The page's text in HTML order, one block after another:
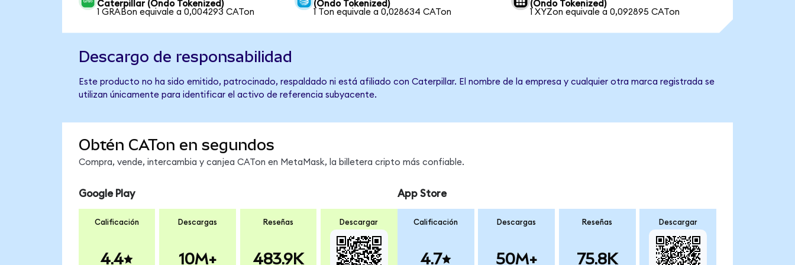
Caterpillar (Ondo Tokenized)
1 GRABon equivale a 0,004293 CATon
(Ondo Tokenized)
1 Ton equivale a 0,028634 CATon
(Ondo Tokenized)
1 XYZon equivale a 0,092895 CATon
Descargo de responsabilidad
Este producto no ha sido emitido, patrocinado, respaldado ni está afiliado con Caterpillar. El nombre de la empresa y cualquier otra marca registrada se
utilizan únicamente para identificar el activo de referencia subyacente.
Obtén CATon en segundos
Compra, vende, intercambia y canjea CATon en MetaMask, la billetera cripto más confiable.
Google Play
Calificación
4.4
Descargas
10M+
Reseñas
483.9K
Descargar
App Store
Calificación
4.7
Descargas
50M+
Reseñas
75.8K
Descargar